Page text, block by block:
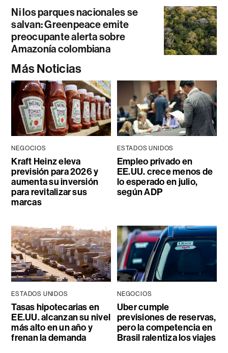
Ni los parques nacionales se
salvan: Greenpeace emite
preocupante alerta sobre
Amazonía colombiana
Más Noticias
NEGOCIOS
Kraft Heinz eleva
previsión para 2026 y
aumenta su inversión
para revitalizar sus
marcas
ESTADOS UNIDOS
Empleo privado en
EE.UU. crece menos de
lo esperado en julio,
según ADP
ESTADOS UNIDOS
Tasas hipotecarias en
EE.UU. alcanzan su nivel
más alto en un año y
frenan la demanda
NEGOCIOS
Uber cumple
previsiones de reservas,
pero la competencia en
Brasil ralentiza los viajes